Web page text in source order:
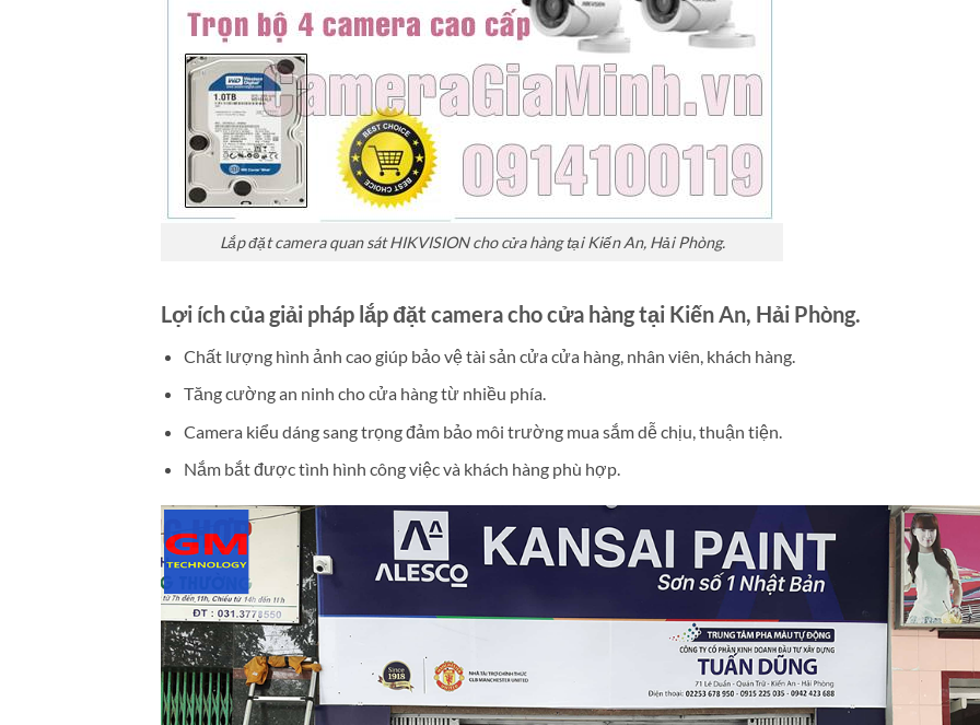
Lắp đặt camera quan sát HIKVISION cho cửa hàng tại Kiến An, Hải Phòng.
Lợi ích của giải pháp lắp đặt camera cho cửa hàng tại Kiến An, Hải Phòng.
Chất lượng hình ảnh cao giúp bảo vệ tài sản cửa cửa hàng, nhân viên, khách hàng.
Tăng cường an ninh cho cửa hàng từ nhiều phía.
Camera kiểu dáng sang trọng đảm bảo môi trường mua sắm dễ chịu, thuận tiện.
Nắm bắt được tình hình công việc và khách hàng phù hợp.